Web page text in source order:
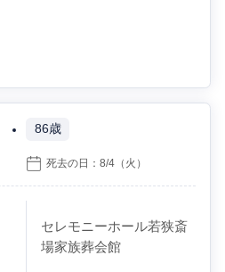
86歳
死去の日：8/4 （火）
セレモニーホール若狭斎
場家族葬会館